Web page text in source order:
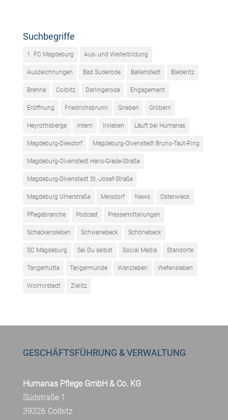
Suchbegriffe
1. FC Magdeburg Aus- und Weiterbildung
Auszeichnungen Bad Suderode Ballenstedt Biederitz
Brehna Colbitz Darlingerode Engagement
Eröffnung Friedrichsbrunn Grieben Gröbern
Heyrothsberge intern Irxleben Läuft bei Humanas
Magdeburg-Diesdorf Magdeburg-Olvenstedt Bruno-Taut-Ring
Magdeburg-Olvenstedt Hans-Grade-Straße
Magdeburg-Olvenstedt St.-Josef-Straße
Magdeburg Ulnerstraße Meisdorf News Osterwieck
Pflegebranche Podcast Pressemitteilungen
Schackensleben Schwanebeck Schönebeck
SC Magdeburg Sei Du selbst Social Media Standorte
Tangerhütte Tangermünde Wanzleben Wefensleben
Wolmirstedt Zielitz
GESCHÄFTSFÜHRUNG & VERWALTUNG
Humanas Pflege GmbH & Co. KG
Südstraße 1
39326 Colbitz